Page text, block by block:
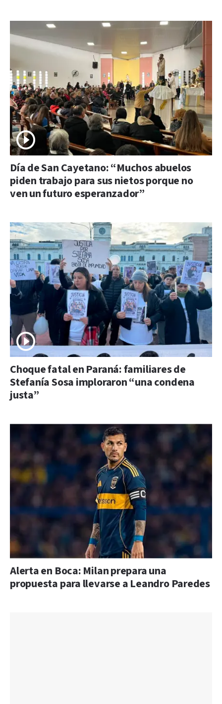
Día de San Cayetano: “Muchos abuelos
piden trabajo para sus nietos porque no
ven un futuro esperanzador”
Choque fatal en Paraná: familiares de
Stefanía Sosa imploraron “una condena
justa”
Alerta en Boca: Milan prepara una
propuesta para llevarse a Leandro Paredes